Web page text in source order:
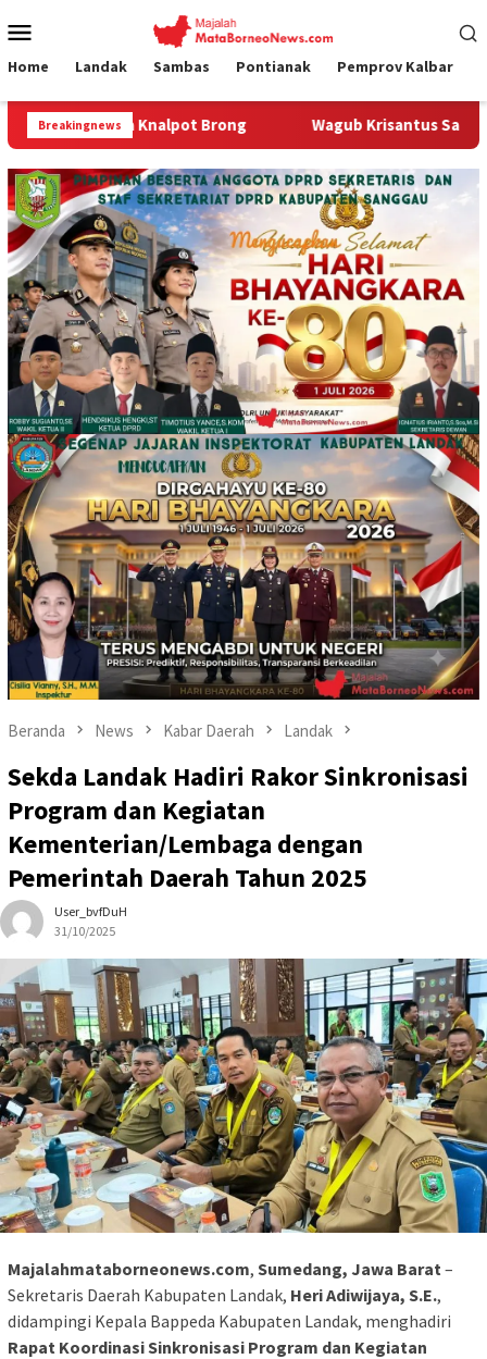
ke
Mobile
Home Landak Sambas Pontianak Pemprov Kalbar
BreakingnewsWagub Krisantus Sambut Kembali Berjalannya
Beranda News Kabar Daerah Landak
Sekda Landak Hadiri Rakor Sinkronisasi
Program dan Kegiatan
Kementerian/Lembaga dengan
Pemerintah Daerah Tahun 2025
User_bvfDuH
31/10/2025
Majalahmataborneonews.com, Sumedang, Jawa Barat –
Sekretaris Daerah Kabupaten Landak, Heri Adiwijaya, S.E.,
didampingi Kepala Bappeda Kabupaten Landak, menghadiri
Rapat Koordinasi Sinkronisasi Program dan Kegiatan